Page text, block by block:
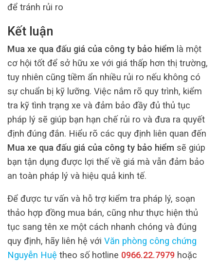
để tránh rủi ro
Kết luận
Mua xe qua đấu giá của công ty bảo hiểm là một
cơ hội tốt để sở hữu xe với giá thấp hơn thị trường,
tuy nhiên cũng tiềm ẩn nhiều rủi ro nếu không có
sự chuẩn bị kỹ lưỡng. Việc nắm rõ quy trình, kiểm
tra kỹ tình trạng xe và đảm bảo đầy đủ thủ tục
pháp lý sẽ giúp bạn hạn chế rủi ro và đưa ra quyết
định đúng đắn. Hiểu rõ các quy định liên quan đến
Mua xe qua đấu giá của công ty bảo hiểm sẽ giúp
bạn tận dụng được lợi thế về giá mà vẫn đảm bảo
an toàn pháp lý và hiệu quả kinh tế.
Để được tư vấn và hỗ trợ kiểm tra pháp lý, soạn
thảo hợp đồng mua bán, cũng như thực hiện thủ
tục sang tên xe một cách nhanh chóng và đúng
quy định, hãy liên hệ với Văn phòng công chứng
Nguyễn Huệ theo số hotline 0966.22.7979 hoặc